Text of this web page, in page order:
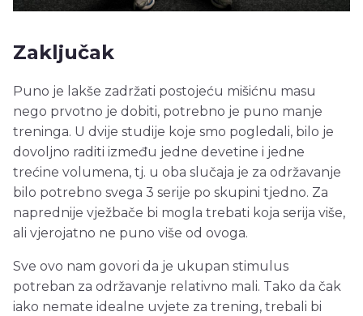
Zaključak
Puno je lakše zadržati postojeću mišićnu masu
nego prvotno je dobiti, potrebno je puno manje
treninga. U dvije studije koje smo pogledali, bilo je
dovoljno raditi između jedne devetine i jedne
trećine volumena, tj. u oba slučaja je za održavanje
bilo potrebno svega 3 serije po skupini tjedno. Za
naprednije vježbače bi mogla trebati koja serija više,
ali vjerojatno ne puno više od ovoga.
Sve ovo nam govori da je ukupan stimulus
potreban za održavanje relativno mali. Tako da čak
iako nemate idealne uvjete za trening, trebali bi